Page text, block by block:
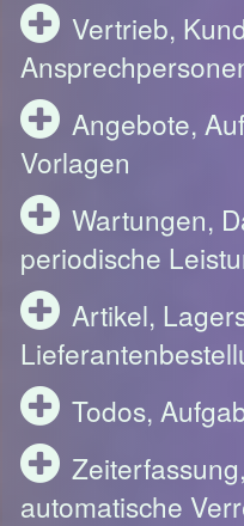
Vertrieb,
Angebote,
Vorlagen
Wartungen,
periodische
Artikel,
Todos,
automatische